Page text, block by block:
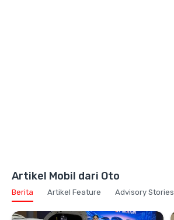
Artikel Mobil dari Oto
Berita Artikel Feature Advisory Stories